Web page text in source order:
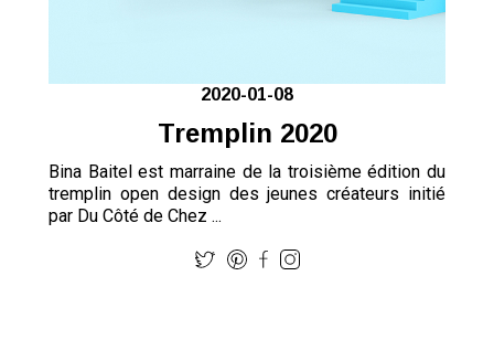
2020-01-08
Tremplin 2020
Bina Baitel est marraine de la troisième édition du
tremplin open design des jeunes créateurs initié
par Du Côté de Chez ...